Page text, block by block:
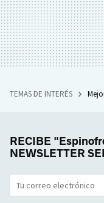
TEMAS DE INTERÉS
RECIBE
NEWSLETTER